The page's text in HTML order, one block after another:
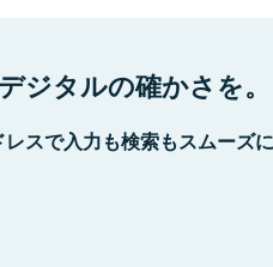
ジタルの確かさを。
スで入力も検索もスムーズ